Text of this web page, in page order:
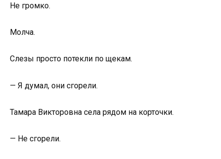
Не громко.
Молча.
Слезы просто потекли по щекам.
— Я думал, они сгорели.
Тамара Викторовна села рядом на корточки.
— Не сгорели.